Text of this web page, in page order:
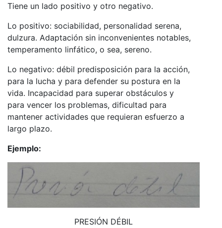
Tiene un lado positivo y otro negativo.
Lo positivo: sociabilidad, personalidad serena,
dulzura. Adaptación sin inconvenientes notables,
temperamento linfático, o sea, sereno.
Lo negativo: débil predisposición para la acción,
para la lucha y para defender su postura en la
vida. Incapacidad para superar obstáculos y
para vencer los problemas, dificultad para
mantener actividades que requieran esfuerzo a
largo plazo.
Ejemplo:
PRESIÓN DÉBIL